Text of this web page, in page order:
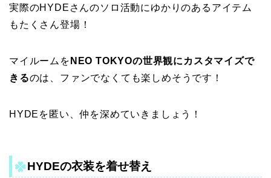
実際のHYDEさんのソロ活動にゆかりのあるアイテム
もたくさん登場！
マイルームを NEO TOKYOの世界観にカスタマイズで
きるのは、ファンでなくても楽しめそうです！
HYDEを匿い、仲を深めていきましょう！
HYDEの衣装を着せ替え